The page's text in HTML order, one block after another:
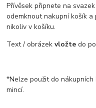
Přívěsek připnete na
odemknout nakupní košík a
nikoliv v košíku.
Text / obrázekvložtedo
*Nelze použit do
mincí.